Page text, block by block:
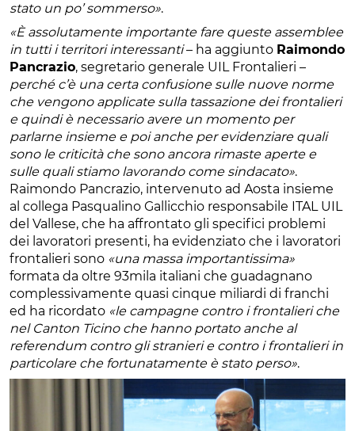
stato un po’ sommerso».
«È assolutamente importante fare queste assemblee
in tutti i territori interessanti– ha aggiunto Raimondo
Pancrazio, segretario generale UIL Frontalieri –
perché c’è una certa confusione sulle nuove norme
che vengono applicate sulla tassazione dei frontalieri
e quindi è necessario avere un momento per
parlarne insieme e poi anche per evidenziare quali
sono le criticità che sono ancora rimaste aperte e
sulle quali stiamo lavorando come sindacato».
Raimondo Pancrazio, intervenuto ad Aosta insieme
al collega Pasqualino Gallicchio responsabile ITAL UIL
del Vallese, che ha affrontato gli specifici problemi
dei lavoratori presenti, ha evidenziato che i lavoratori
frontalieri sono «una massa importantissima»
formata da oltre 93mila italiani che guadagnano
complessivamente quasi cinque miliardi di franchi
ed ha ricordato «le campagne contro i frontalieri che
nel Canton Ticino che hanno portato anche al
referendum contro gli stranieri e contro i frontalieri in
particolare che fortunatamente è stato perso».